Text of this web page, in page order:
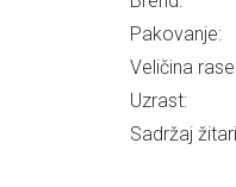
Pakovanje:
Veličina
Uzrast:
Sadržaj